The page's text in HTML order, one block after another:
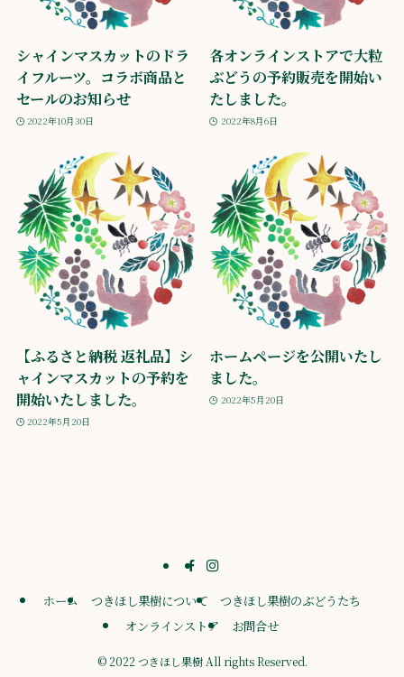
シャインマスカットのドラ
イフルーツ。コラボ商品と
セールのお知らせ
2022年10月30日
各オンラインストアで大粒
ぶどうの予約販売を開始い
たしました。
2022年8月6日
【ふるさと納税 返礼品】シ
ャインマスカットの予約を
開始いたしました。
2022年5月20日
ホームページを公開いたし
ました。
2022年5月20日
ホーム つきほし果樹について
つきほし果樹のぶどうたち
オンラインストア
お問合せ
©2022 つきほし果樹 All rights Reserved.